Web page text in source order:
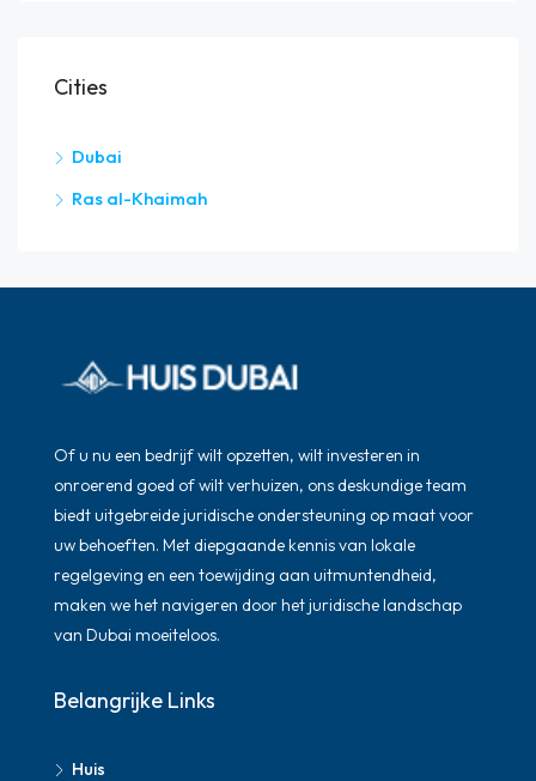
Cities
Dubai
Ras al-Khaimah
Of u nu een bedrijf wilt opzetten, wilt investeren in
onroerend goed of wilt verhuizen, ons deskundige team
biedt uitgebreide juridische ondersteuning op maat voor
uw behoeften. Met diepgaande kennis van lokale
regelgeving en een toewijding aan uitmuntendheid,
maken we het navigeren door het juridische landschap
van Dubai moeiteloos.
Belangrijke Links
Huis